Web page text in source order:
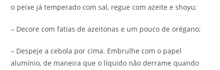
o peixe já temperado com sal, regue com azeite e shoyu;
– Decore com fatias de azeitonas e um pouco de orégano;
– Despeje a cebola por cima. Embrulhe com o papel
alumínio, de maneira que o líquido não derrame quando